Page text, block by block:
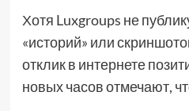
Хотя Luxgroups не
«историй» или
отклик в интернете
новых часов отмечают,